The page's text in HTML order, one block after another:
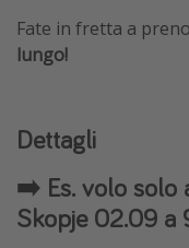
Fate in fretta a
lungo!
Dettagli
➡️ Es. volo solo
Skopje 02.09 a